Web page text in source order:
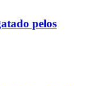
pelos